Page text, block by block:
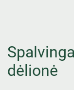
dėlionė